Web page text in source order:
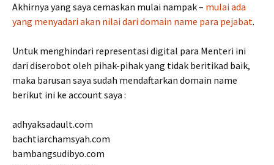
Akhirnya yang saya cemaskan mulai nampak – mulai ada
yang menyadari akan nilai dari domain name para pejabat.
Untuk menghindari representasi digital para Menteri ini
dari diserobot oleh pihak-pihak yang tidak beritikad baik,
maka barusan saya sudah mendaftarkan domain name
berikut ini ke account saya :
adhyaksadault.com
bachtiarchamsyah.com
bambangsudibyo.com